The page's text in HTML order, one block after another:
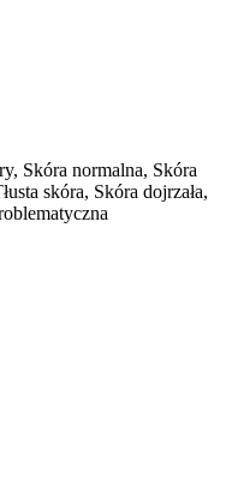
Skóra normalna, Skóra
skóra, Skóra dojrzała,